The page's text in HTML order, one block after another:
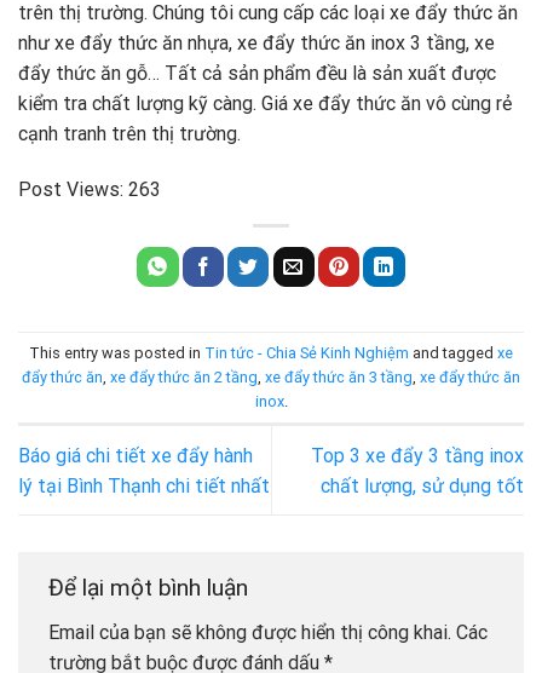
trên thị trường. Chúng tôi cung cấp các loại xe đẩy thức ăn
như xe đẩy thức ăn nhựa, xe đẩy thức ăn inox 3 tầng, xe
đẩy thức ăn gỗ… Tất cả sản phẩm đều là sản xuất được
kiểm tra chất lượng kỹ càng. Giá xe đẩy thức ăn vô cùng rẻ
cạnh tranh trên thị trường.
Post Views: 263
This entry was posted in Tin tức - Chia Sẻ Kinh Nghiệm and tagged xe
đẩy thức ăn xe đẩy thức ăn 2 tầng xe đẩy thức ăn 3 tầng xe đẩy thức ăn
inox.
Báo giá chi tiết xe đẩy hành
lý tại Bình Thạnh chi tiết nhất
Top 3 xe đẩy 3 tầng inox
chất lượng, sử dụng tốt
Để lại một bình luận
Email của bạn sẽ không được hiển thị công khai. Các
trường bắt buộc được đánh dấu *